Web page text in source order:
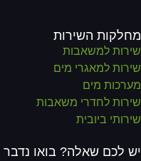
השירות
למשאבות
למאגרי מים
מים
לחדרי משאבות
ביובית
לכם שאלה? בואו נדבר